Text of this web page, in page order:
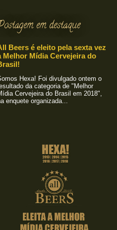
em destaque
Beers é eleito pela sexta vez
Melhor Mídia Cervejeira do
Hexa! Foi divulgado ontem o
da categoria de "Melhor
Cervejeira do Brasil em 2018",
enquete organizada...